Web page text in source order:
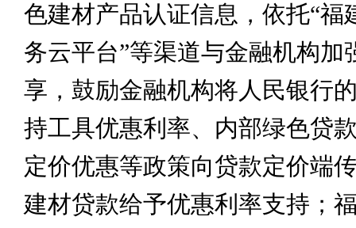
色建材产品认证信息，依托“福
务云平台”等渠道与金融机构加
享，鼓励金融机构将人民银行
持工具优惠利率、内部绿色贷
定价优惠等政策向贷款定价端
建材贷款给予优惠利率支持；